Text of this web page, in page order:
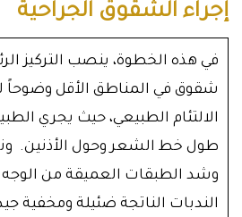
إجراء الشقوق الجراحية
في هذه الخطوة، ينصب التركيز
شقوق في المناطق الأقل
الالتئام الطبيعي، حيث يجري
طول خط الشعر وحول الأذنين.
وشد الطبقات العميقة من
الندبات الناتجة ضئيلة ومخفية